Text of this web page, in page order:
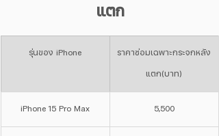
แตก
รุ่นของ iPhone
ราคาซ่อมเฉพาะกระจกหลัง
แตก(บาท)
iPhone 15 Pro Max 5,500